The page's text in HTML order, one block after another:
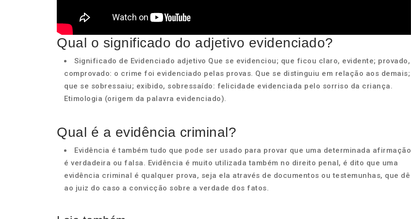
Qual o significado do adjetivo evidenciado?
Significado de Evidenciado adjetivo Que se evidenciou; que ficou claro, evidente; provado,
comprovado: o crime foi evidenciado pelas provas. Que se distinguiu em relação aos demais;
que se sobressaiu; exibido, sobressaído: felicidade evidenciada pelo sorriso da criança.
Etimologia (origem da palavra evidenciado).
Qual é a evidência criminal?
Evidência é também tudo que pode ser usado para provar que uma determinada afirmação
é verdadeira ou falsa. Evidência é muito utilizada também no direito penal, é dito que uma
evidência criminal é qualquer prova, seja ela através de documentos ou testemunhas, que dê
ao juiz do caso a convicção sobre a verdade dos fatos.